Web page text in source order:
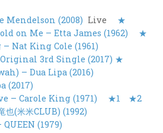
Mendelson (2008) Live ★
on Me – Etta James (1962)
★
Nat King Cole (1961)
Original 3rd Single (2017) ★
– Dua Lipa (2016)
(2017)
– Carole King (1971)
★1
★2
也(米米CLUB) (1992)
(1979)